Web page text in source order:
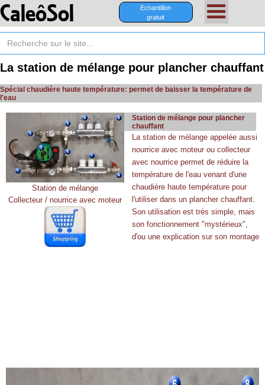
CaleôSol
Echantillon
gratuit
La station de mélange pour plancher chauffant
Spécial chaudière haute température: permet de baisser la température de
l'eau
Station de mélange
Collecteur / nourrice avec moteur
Station de mélange pour plancher
chauffant
La station de mélange appelée aussi
nourrice avec moteur ou collecteur
avec nourrice permet de réduire la
température de l'eau venant d'une
chaudière haute température pour
l'utiliser dans un plancher chauffant.
Son utilisation est très simple, mais
son fonctionnement "mystérieux",
d'ou une explication sur son montage